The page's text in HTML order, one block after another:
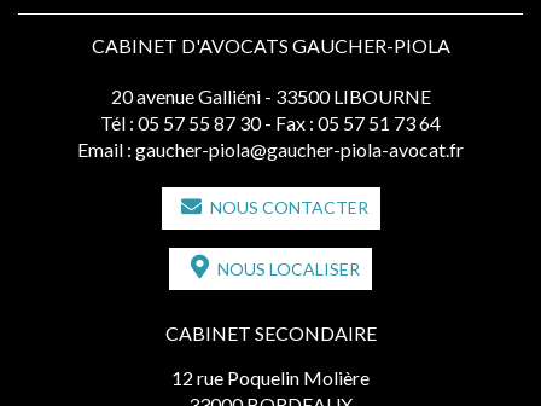
CABINET D'AVOCATS GAUCHER-PIOLA
20 avenue Galliéni - 33500 LIBOURNE
Tél : 05 57 55 87 30 - Fax : 05 57 51 73 64
Email : gaucher-piola@gaucher-piola-avocat.fr
NOUS CONTACTER
NOUS LOCALISER
CABINET SECONDAIRE
12 rue Poquelin Molière